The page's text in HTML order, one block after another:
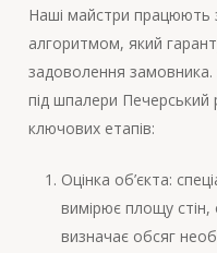
Наші майстри працюють
алгоритмом, який
задоволення замовника.
під шпалери Печерський
ключових етапів:
Оцінка об’єкта:
вимірює площу стін,
визначає обсяг